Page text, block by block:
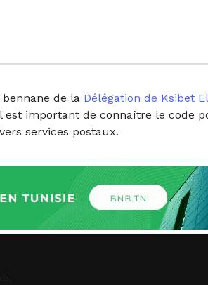
de la Délégation de Ksibet
est important de connaître le code
services postaux.